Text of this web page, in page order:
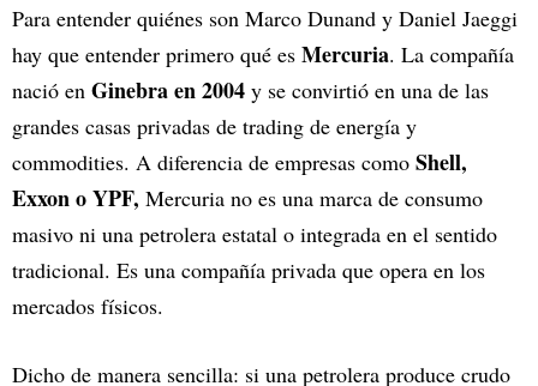
Para entender quiénes son Marco Dunand y Daniel Jaeggi
hay que entender primero qué es Mercuria. La compañía
nació en Ginebra en 2004 y se convirtió en una de las
grandes casas privadas de trading de energía y
commodities. A diferencia de empresas como Shell,
Exxon o YPF, Mercuria no es una marca de consumo
masivo ni una petrolera estatal o integrada en el sentido
tradicional. Es una compañía privada que opera en los
mercados físicos.
Dicho de manera sencilla: si una petrolera produce crudo